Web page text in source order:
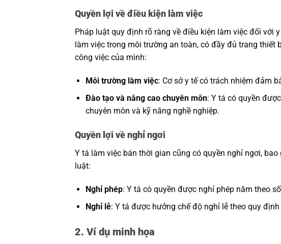
Quyền lợi về điều kiện làm việc
Pháp luật quy định rõ ràng về điều kiện làm việc đối với
làm việc trong môi trường an toàn, có đầy đủ trang thiết
công việc của mình:
Môi trường làm việc: Cơ sở y tế có trách nhiệm đảm
Đào tạo và nâng cao chuyên môn: Y tá có quyền
chuyên môn và kỹ năng nghề nghiệp.
Quyền lợi về nghỉ ngơi
Y tá làm việc bán thời gian cũng có quyền nghỉ ngơi,
luật:
Nghỉ phép: Y tá có quyền được nghỉ phép năm theo
Nghỉ lễ: Y tá được hưởng chế độ nghỉ lễ theo quy
2. Ví dụ minh họa